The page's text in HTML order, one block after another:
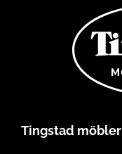
Tingstad möbler